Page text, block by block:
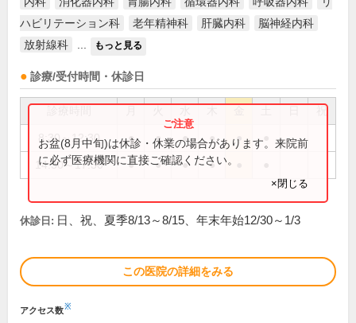
ハビリテーション科
老年精神科 肝臓内科
脳神経内科
放射線科
もっと見る
診療/受付時間・休診日
祝
8:30～12:30 ● ● ● ● ●
14:30～17:30 ● ● ● ●
お盆(8月中旬)は休診・休業の場合があります。来院前
に必ず医療機関に直接ご確認ください。
×閉じる
休診日: 日、祝、夏季8/13～8/15、年末年始12/30～1/3
この医院の詳細をみる
アクセス数※